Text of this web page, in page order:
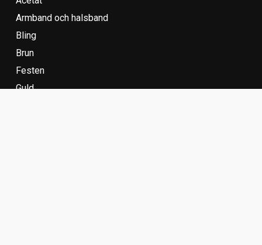
Armband och halsband
Bling
Brun
Festen
Guld